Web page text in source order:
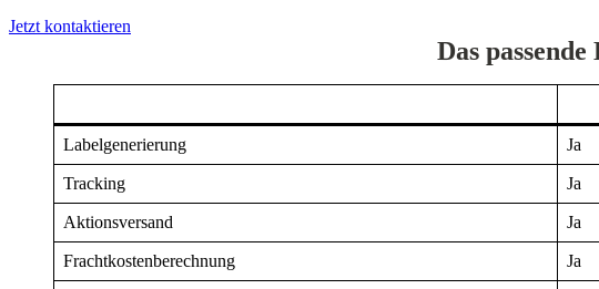
Jetzt kontaktieren
Das
Labelgenerierung Ja
Tracking Ja
Aktionsversand Ja
Frachtkostenberechnung Ja